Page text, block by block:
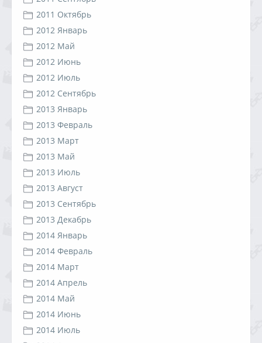
2011 Октябрь
2012 Январь
2012 Май
2012 Июнь
2012 Июль
2012 Сентябрь
2013 Январь
2013 Февраль
2013 Март
2013 Май
2013 Июль
2013 Август
2013 Сентябрь
2013 Декабрь
2014 Январь
2014 Февраль
2014 Март
2014 Апрель
2014 Май
2014 Июнь
2014 Июль